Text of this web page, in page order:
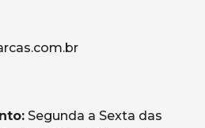
Segunda a Sexta das